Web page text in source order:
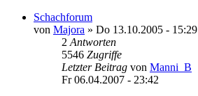
Schachforum
von Majora » Do 13.10.2005 - 15:29
2 Antworten
5546 Zugriffe
Letzter Beitrag von Manni_B
Fr 06.04.2007 - 23:42